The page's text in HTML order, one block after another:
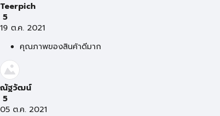
Teerpich
5
19 ต.ค. 2021
คุณภาพของสินค้าดีมาก
ณัฐวัฒน์
5
05 ต.ค. 2021